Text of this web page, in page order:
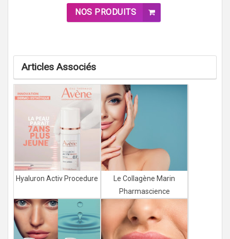
NOS PRODUITS
Articles Associés
Hyaluron Activ Procedure
Le Collagène Marin
Pharmascience